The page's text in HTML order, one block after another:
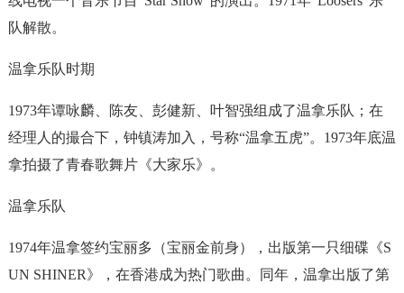
队解散。
温拿乐队时期
1973年谭咏麟、陈友、彭健新、叶智强组成了温拿乐队；在
经理人的撮合下，钟镇涛加入，号称“温拿五虎”。1973年底温
拿拍摄了青春歌舞片《大家乐》。
温拿乐队
1974年温拿签约宝丽多（宝丽金前身），出版第一只细碟《S
UN SHINER》，在香港成为热门歌曲。同年，温拿出版了第